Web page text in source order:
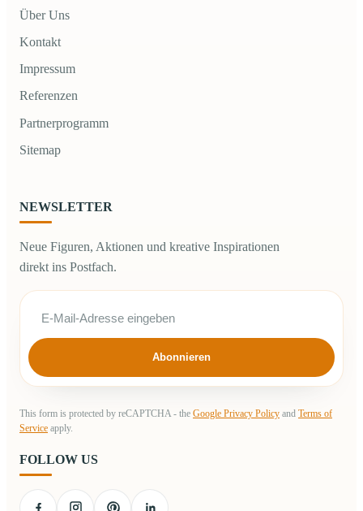
Über Uns
Kontakt
Impressum
Referenzen
Partnerprogramm
Sitemap
NEWSLETTER
Neue Figuren, Aktionen und kreative Inspirationen
direkt ins Postfach.
Abonnieren
This form is protected by reCAPTCHA - the Google Privacy Policy and Terms of
Service apply.
FOLLOW US